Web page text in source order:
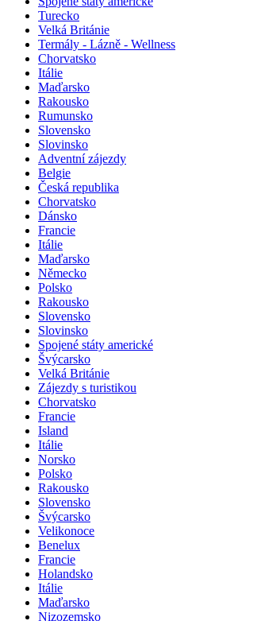
Turecko
Velká Británie
Termály - Lázně - Wellness
Chorvatsko
Itálie
Maďarsko
Rakousko
Rumunsko
Slovensko
Slovinsko
Adventní zájezdy
Belgie
Česká republika
Chorvatsko
Dánsko
Francie
Itálie
Maďarsko
Německo
Polsko
Rakousko
Slovensko
Slovinsko
Spojené státy americké
Švýcarsko
Velká Británie
Zájezdy s turistikou
Chorvatsko
Francie
Island
Itálie
Norsko
Polsko
Rakousko
Slovensko
Švýcarsko
Velikonoce
Benelux
Francie
Holandsko
Itálie
Maďarsko
Nizozemsko